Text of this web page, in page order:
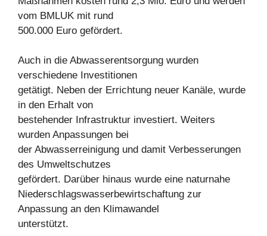
vom BMLUK mit rund
500.000 Euro gefördert.
Auch in die Abwasserentsorgung wurden
verschiedene Investitionen
getätigt. Neben der Errichtung neuer Kanäle, wurde
in den Erhalt von
bestehender Infrastruktur investiert. Weiters
wurden Anpassungen bei
der Abwasserreinigung und damit Verbesserungen
des Umweltschutzes
gefördert. Darüber hinaus wurde eine naturnahe
Niederschlagswasserbewirtschaftung zur
Anpassung an den Klimawandel
unterstützt.